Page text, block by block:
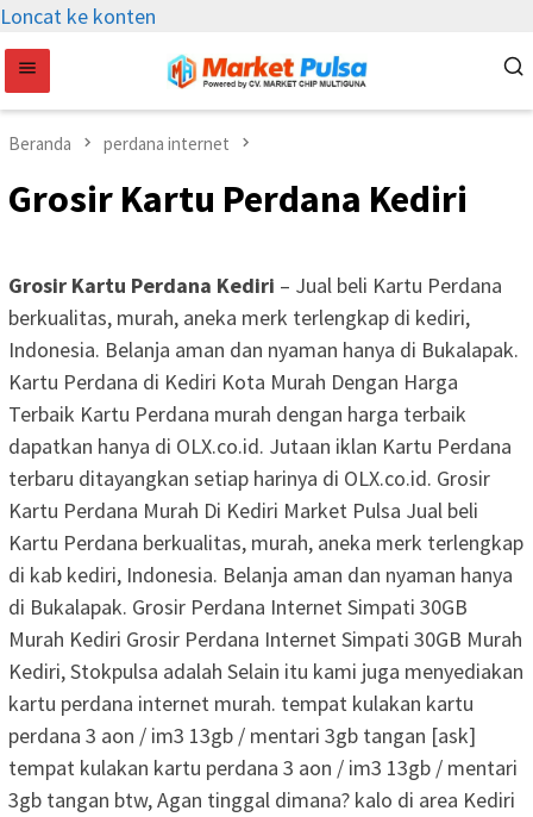
Loncat ke konten
Beranda perdana internet
Grosir Kartu Perdana Kediri
Grosir Kartu Perdana Kediri – Jual beli Kartu Perdana
berkualitas, murah, aneka merk terlengkap di kediri,
Indonesia. Belanja aman dan nyaman hanya di Bukalapak.
Kartu Perdana di Kediri Kota Murah Dengan Harga
Terbaik Kartu Perdana murah dengan harga terbaik
dapatkan hanya di OLX.co.id. Jutaan iklan Kartu Perdana
terbaru ditayangkan setiap harinya di OLX.co.id. Grosir
Kartu Perdana Murah Di Kediri Market Pulsa Jual beli
Kartu Perdana berkualitas, murah, aneka merk terlengkap
di kab kediri, Indonesia. Belanja aman dan nyaman hanya
di Bukalapak. Grosir Perdana Internet Simpati 30GB
Murah Kediri Grosir Perdana Internet Simpati 30GB Murah
Kediri, Stokpulsa adalah Selain itu kami juga menyediakan
kartu perdana internet murah. tempat kulakan kartu
perdana 3 aon / im3 13gb / mentari 3gb tangan [ask]
tempat kulakan kartu perdana 3 aon / im3 13gb / mentari
3gb tangan btw, Agan tinggal dimana? kalo di area Kediri